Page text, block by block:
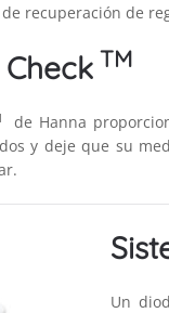
recuperación de
TM
de Hanna
y deje que su
Un